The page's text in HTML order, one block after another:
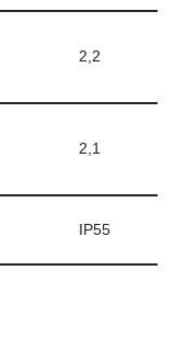
2,2
2,1
IP55